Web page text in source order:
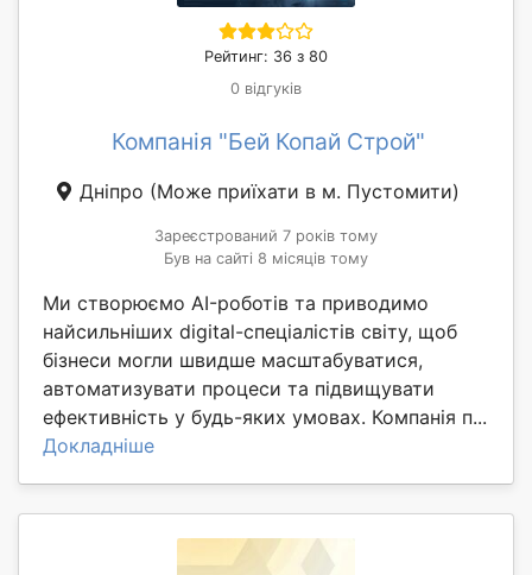
Рейтинг: 36 з 80
0 відгуків
Компанія "Бей Копай Строй"
Дніпро (Може приїхати в м. Пустомити)
Зареєстрований 7 років тому
Був на сайті 8 місяців тому
Ми створюємо AI-роботів та приводимо
найсильніших digital-спеціалістів світу, щоб
бізнеси могли швидше масштабуватися,
автоматизувати процеси та підвищувати
ефективність у будь-яких умовах. Компанія п...
Докладніше